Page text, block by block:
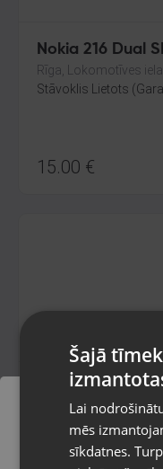
Nokia 216 Dual
Rīga, Lokomotīves
Stāvoklis Lietots
15.00 €
Nokia 6303i
Talsi, Kr. Valdemāra
Stāvoklis Ilgstoši
Šajā
Lai
mēs
sīkdatnes.